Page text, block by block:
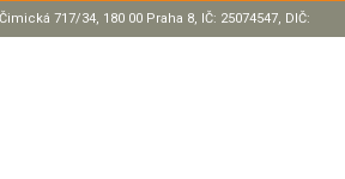
717/34, 180 00 Praha 8, IČ: 25074547, DIČ: